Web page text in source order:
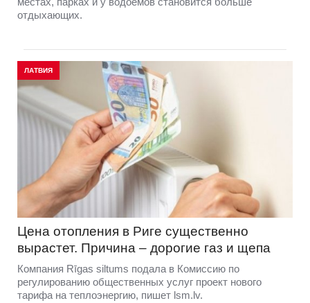
отдыхающих.
ЛАТВИЯ
Цена отопления в Риге существенно
вырастет. Причина – дорогие газ и щепа
Компания Rīgas siltums подала в Комиссию по
регулированию общественных услуг проект нового
тарифа на теплоэнергию, пишет lsm.lv.